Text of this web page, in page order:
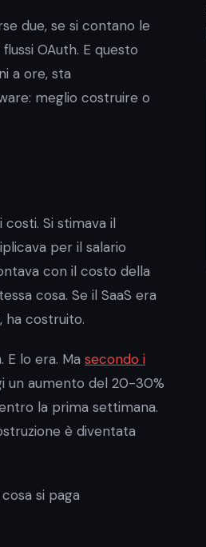
due, se si contano le
OAuth. E questo
a ore, sta
meglio costruire o
Si stimava il
per il salario
con il costo della
cosa. Se il SaaS era
ha costruito.
lo era. Ma secondo i
un aumento del 20-30%
la prima settimana.
è diventata
si paga